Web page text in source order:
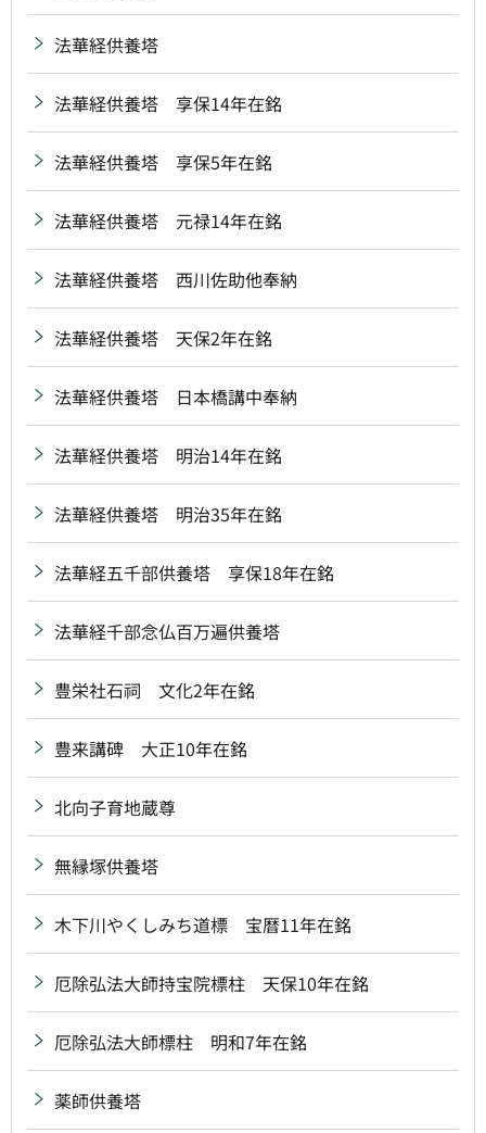
法華経供養塔
法華経供養塔 享保14年在銘
法華経供養塔 享保5年在銘
法華経供養塔 元禄14年在銘
法華経供養塔 西川佐助他奉納
法華経供養塔 天保2年在銘
法華経供養塔 日本橋講中奉納
法華経供養塔 明治14年在銘
法華経供養塔 明治35年在銘
法華経五千部供養塔 享保18年在銘
法華経千部念仏百万遍供養塔
豊栄社石祠 文化2年在銘
豊来講碑 大正10年在銘
北向子育地蔵尊
無縁塚供養塔
木下川やくしみち道標 宝暦11年在銘
厄除弘法大師持宝院標柱 天保10年在銘
厄除弘法大師標柱 明和7年在銘
薬師供養塔